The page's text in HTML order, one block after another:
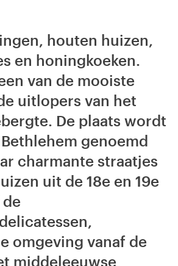
houten huizen,
en honingkoeken.
van de mooiste
uitlopers van het
De plaats wordt
genoemd
charmante straatjes
uit de 18e en 19e
omgeving vanaf de
middeleeuwse